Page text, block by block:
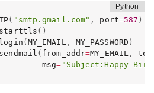
( "smtp.gmail.com" , port=587 )
starttls ( )
login ( MY_EMAIL , MY_PASSWORD )
sendmail ( from_addr=MY_EMAIL ,
msg
= "Subject:Happy